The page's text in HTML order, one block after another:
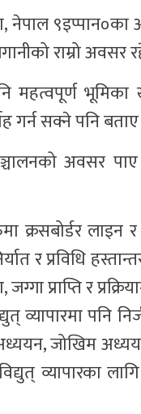
नेपाल
राम्रो अवसर
महत्वपूर्ण
गर्न सक्ने पनि बताए
अवसर
क्रसबोर्डर लाइन
र प्रविधि
प्राप्ति र
व्यापारमा पनि
अध्ययन, जोखिम
व्यापारका